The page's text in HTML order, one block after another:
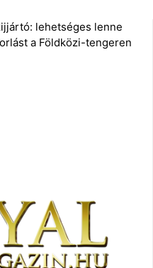
lehetséges lenne
a Földközi-tengeren